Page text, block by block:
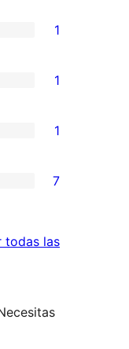
1
1
1
7
todas las